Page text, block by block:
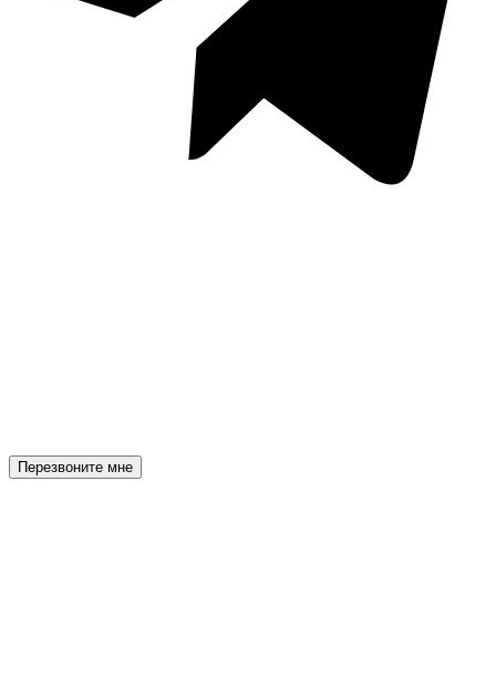
Перезвоните мне